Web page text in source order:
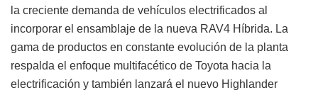
la creciente demanda de vehículos electrificados al
incorporar el ensamblaje de la nueva RAV4 Híbrida. La
gama de productos en constante evolución de la planta
respalda el enfoque multifacético de Toyota hacia la
electrificación y también lanzará el nuevo Highlander